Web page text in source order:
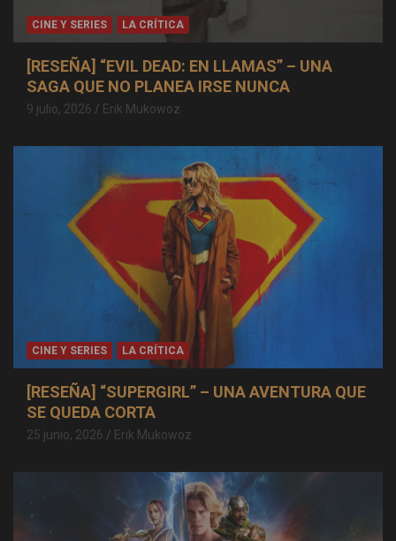
CINE Y SERIES LA CRÍTICA
[RESEÑA] “EVIL DEAD: EN LLAMAS” – UNA
SAGA QUE NO PLANEA IRSE NUNCA
9 julio, 2026 Erik Mukowoz
CINE Y SERIES LA CRÍTICA
[RESEÑA] “SUPERGIRL” – UNA AVENTURA QUE
SE QUEDA CORTA
25 junio, 2026 Erik Mukowoz